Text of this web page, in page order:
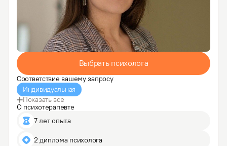
Выбрать психолога
Соответствие вашему запросу
Индивидуальная
Показать все
О психотерапевте
7 лет опыта
2 диплома психолога